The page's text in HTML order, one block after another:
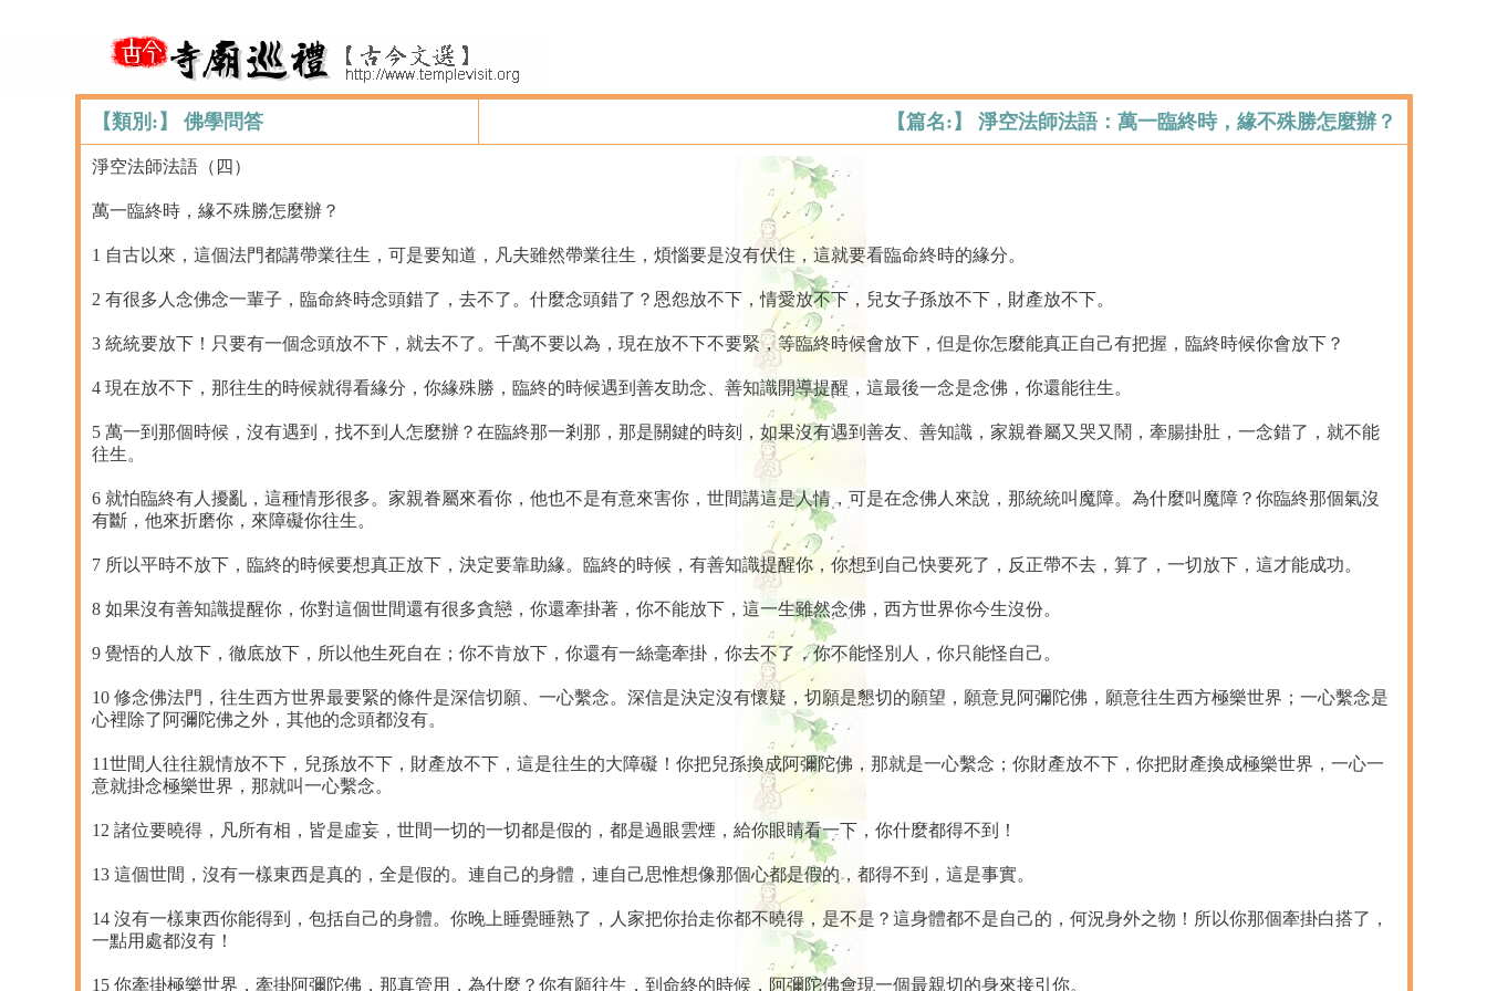
【類別:】 佛學問答 【篇名:】 淨空法師法語：萬一臨終時，緣不殊勝怎麼辦？
淨空法師法語（四）
萬一臨終時，緣不殊勝怎麼辦？
1 自古以來，這個法門都講帶業往生，可是要知道，凡夫雖然帶業往生，煩惱要是沒有伏住，這就要看臨命終時的緣分。
2 有很多人念佛念一輩子，臨命終時念頭錯了，去不了。什麼念頭錯了？恩怨放不下，情愛放不下，兒女子孫放不下，財產放不下。
3 統統要放下！只要有一個念頭放不下，就去不了。千萬不要以為，現在放不下不要緊，等臨終時候會放下，但是你怎麼能真正自己有把握，臨終時候你會放下？
4 現在放不下，那往生的時候就得看緣分，你緣殊勝，臨終的時候遇到善友助念、善知識開導提醒，這最後一念是念佛，你還能往生。
5 萬一到那個時候，沒有遇到，找不到人怎麼辦？在臨終那一剎那，那是關鍵的時刻，如果沒有遇到善友、善知識，家親眷屬又哭又鬧，牽腸掛肚，一念錯了，就不能
往生。
6 就怕臨終有人擾亂，這種情形很多。家親眷屬來看你，他也不是有意來害你，世間講這是人情，可是在念佛人來說，那統統叫魔障。為什麼叫魔障？你臨終那個氣沒
有斷，他來折磨你，來障礙你往生。
7 所以平時不放下，臨終的時候要想真正放下，決定要靠助緣。臨終的時候，有善知識提醒你，你想到自己快要死了，反正帶不去，算了，一切放下，這才能成功。
8 如果沒有善知識提醒你，你對這個世間還有很多貪戀，你還牽掛著，你不能放下，這一生雖然念佛，西方世界你今生沒份。
9 覺悟的人放下，徹底放下，所以他生死自在；你不肯放下，你還有一絲毫牽掛，你去不了，你不能怪別人，你只能怪自己。
10 修念佛法門，往生西方世界最要緊的條件是深信切願、一心繫念。深信是決定沒有懷疑，切願是懇切的願望，願意見阿彌陀佛，願意往生西方極樂世界；一心繫念是
心裡除了阿彌陀佛之外，其他的念頭都沒有。
11世間人往往親情放不下，兒孫放不下，財產放不下，這是往生的大障礙！你把兒孫換成阿彌陀佛，那就是一心繫念；你財產放不下，你把財產換成極樂世界，一心一
意就掛念極樂世界，那就叫一心繫念。
12 諸位要曉得，凡所有相，皆是虛妄，世間一切的一切都是假的，都是過眼雲煙，給你眼睛看一下，你什麼都得不到！
13 這個世間，沒有一樣東西是真的，全是假的。連自己的身體，連自己思惟想像那個心都是假的，都得不到，這是事實。
14 沒有一樣東西你能得到，包括自己的身體。你晚上睡覺睡熟了，人家把你抬走你都不曉得，是不是？這身體都不是自己的，何況身外之物！所以你那個牽掛白搭了，
一點用處都沒有！
15 你牽掛極樂世界，牽掛阿彌陀佛，那真管用，為什麼？你有願往生，到命終的時候，阿彌陀佛會現一個最親切的身來接引你。